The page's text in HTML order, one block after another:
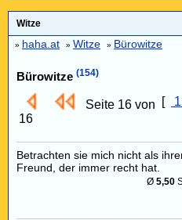
Witze
» haha.at » Witze » Bürowitze
Bürowitze (154)
Seite 16 von
16
[
Betrachten sie mich nicht als
Freund, der immer recht hat.
Ø 5,50